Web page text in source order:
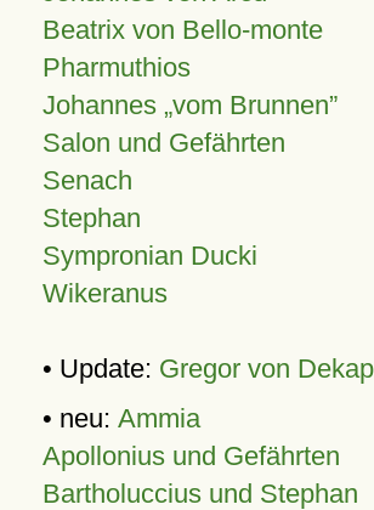
Beatrix von Bello-monte
Pharmuthios
Johannes vom Brunnen
Salon und Gefährten
Senach
Stephan
Sympronian Ducki
Wikeranus
• Update: Gregor von
• neu: Ammia
Apollonius und Gefährten
Bartholuccius und Stephan